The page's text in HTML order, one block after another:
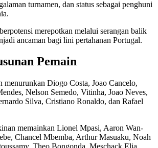
turnamen, dan status sebagai penghuni
merepotkan melalui serangan balik
ancaman bagi lini pertahanan Portugal.
Pemain
menurunkan Diogo Costa, Joao Cancelo,
Nelson Semedo, Vitinha, Joao Neves,
Silva, Cristiano Ronaldo, dan Rafael
memainkan Lionel Mpasi, Aaron Wan-
Chancel Mbemba, Arthur Masuaku, Noah